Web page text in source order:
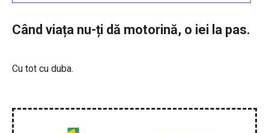
Când viața nu-ți dă motorină, o iei la pas.
Cu tot cu duba.